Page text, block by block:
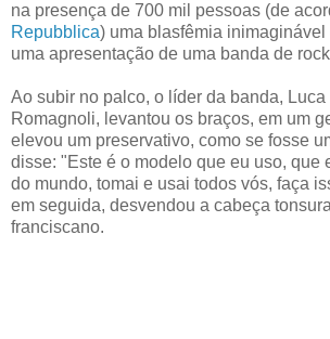
na presença de 700 mil pessoas (de
Repubblica) uma blasfêmia
uma apresentação de uma banda de
Ao subir no palco, o líder da banda, Luca
Romagnoli, levantou os braços, em um
elevou um preservativo, como se fosse
disse: "Este é o modelo que eu uso, que
do mundo, tomai e usai todos vós, faça
em seguida, desvendou a cabeça
franciscano.